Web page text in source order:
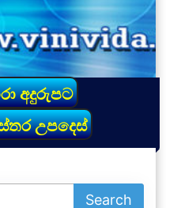
අදුරුපට
උපදෙස්